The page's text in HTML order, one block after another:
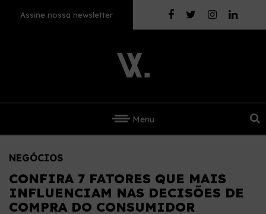
Assine nossa newsletter
Menu
NEGÓCIOS
CONFIRA 7 FATORES QUE MAIS
INFLUENCIAM NAS DECISÕES DE
COMPRA DO CONSUMIDOR